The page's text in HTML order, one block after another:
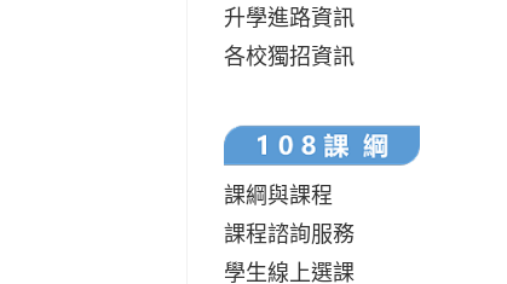
升學進路資訊
各校獨招資訊
課綱與課程
課程諮詢服務
學生線上選課